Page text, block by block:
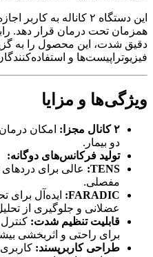
این دستگاه ۲ کاناله به
همزمان تحت درمان قرار دهد.
دقیق شدت، این محصول را به
فیزیوتراپیست‌ها و
ویژگی‌ها و مزایا
۲ کانال مجزا:
امکان
دو بیمار.
تولید فرکانس‌های دوگانه:
TENS:
عالی برای
مفصلی.
FARADIC:
ایده‌آل
عضلانی و جلوگیری از
قابلیت تنظیم شدت:
برای راحتی و اثربخشی
طراحی کاربرپسند: